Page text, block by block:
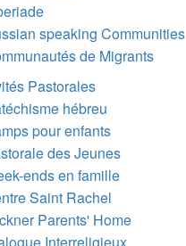
speaking Communities
de Migrants
Pastorales
hébreu
pour enfants
des Jeunes
ends en famille
Saint Rachel
Parents' Home